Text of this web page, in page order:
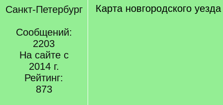
Санкт-Петербург
Сообщений:
2203
На сайте с
2014 г.
Рейтинг:
873
Карта новгородского